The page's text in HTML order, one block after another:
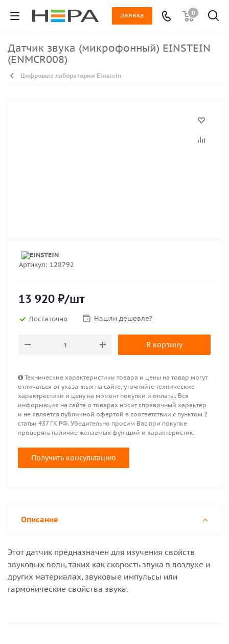
0
Заявка
Датчик звука (микрофонный) EINSTEIN
(ENMCR008)
Цифровые лаборатории Einstein
Артикул: 128792
13 920 ₽/шт
Достаточно Нашли дешевле?
В корзину
Технические характеристики товара и цены на товар могут
отличаться от указанных на сайте, уточняйте технические
характрестики и цену на момент покупки и оплаты. Вся
информация на сайте о товарах носит справочный характер
и не является публичной офертой в соответствии с пунктом 2
статьи 437 ГК РФ. Убедительно просим Вас при покупке
проверять наличие желаемых функций и характеристик.
Получить консультацию
Описание
Этот датчик предназначен для изучения свойств
звуковых волн, таких как скорость звука в воздухе и
других материалах, звуковые импульсы или
гармонические свойства звука.